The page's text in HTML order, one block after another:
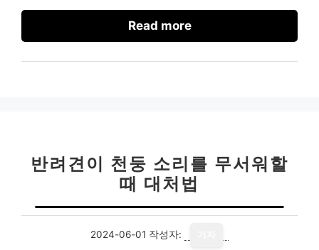
Read more
반려견이 천둥 소리를 무서워할
때 대처법
2024-06-01 작성자: